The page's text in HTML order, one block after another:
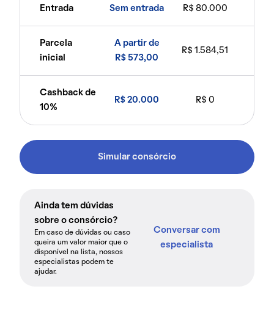
Entrada Sem entrada R$ 80.000
Parcela
inicial
A partir de
R$ 573,00
R$ 1.584,51
Cashback de
10%
R$ 20.000 R$ 0
Simular consórcio
Ainda tem dúvidas
sobre o consórcio?
Em caso de dúvidas ou caso
queira um valor maior que o
disponível na lista, nossos
especialistas podem te
ajudar.
Conversar com
especialista